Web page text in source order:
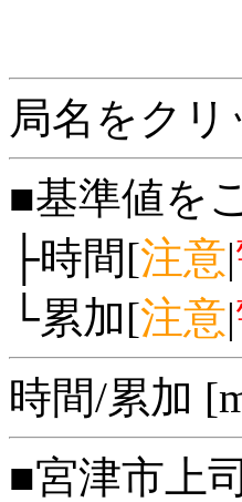
局名をク
■基準値を
├時間[注意|
└累加[注意|
時間/累加
■宮津市上司